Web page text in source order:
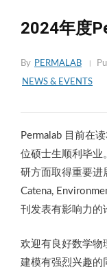
2024年度
By PERMALAB
NEWS & EVENTS
Permalab 目前在
位硕士生顺利毕业
研方面取得重要进
Catena,
刊发表有影响力的
欢迎有良好数学物
建模有强烈兴趣的